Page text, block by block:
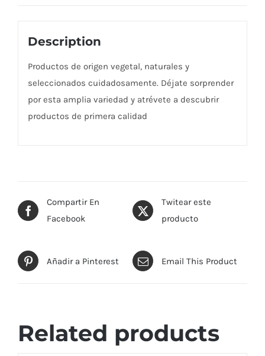
Description
Productos de origen vegetal, naturales y
seleccionados cuidadosamente. Déjate sorprender
por esta amplia variedad y atrévete a descubrir
productos de primera calidad
Compartir En
Facebook
Twitear este
producto
Añadir a Pinterest Email This Product
Related products